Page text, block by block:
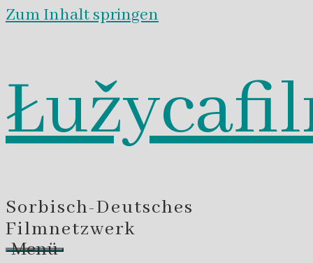
Zum Inhalt springen
Sorbisch-Deutsches
Filmnetzwerk
Menü